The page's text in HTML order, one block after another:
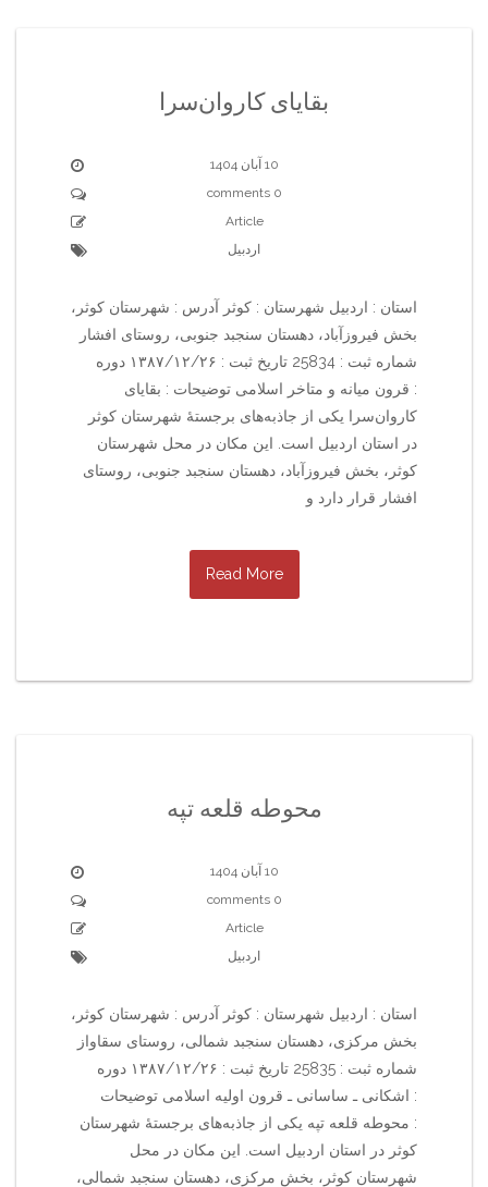
بقایای کاروان‌سرا
10 آبان 1404
0 comments
Article
اردبیل
استان : اردبیل شهرستان : کوثر آدرس : شهرستان کوثر،
بخش فیروزآباد، دهستان سنجبد جنوبی، روستای افشار
شماره ثبت : 25834 تاریخ ثبت : ۱۳۸۷/۱۲/۲۶ دوره
: قرون میانه و متاخر اسلامی توضیحات : بقایای
کاروان‌سرا یکی از جاذبه‌های برجستهٔ شهرستان کوثر
در استان اردبیل است. این مکان در محل شهرستان
کوثر، بخش فیروزآباد، دهستان سنجبد جنوبی، روستای
افشار قرار دارد و
Read More
محوطه قلعه تپه
10 آبان 1404
0 comments
Article
اردبیل
استان : اردبیل شهرستان : کوثر آدرس : شهرستان کوثر،
بخش مرکزی، دهستان سنجبد شمالی، روستای سقاواز
شماره ثبت : 25835 تاریخ ثبت : ۱۳۸۷/۱۲/۲۶ دوره
: اشکانی ـ ساسانی ـ قرون اولیه اسلامی توضیحات
: محوطه قلعه تپه یکی از جاذبه‌های برجستهٔ شهرستان
کوثر در استان اردبیل است. این مکان در محل
شهرستان کوثر، بخش مرکزی، دهستان سنجبد شمالی،